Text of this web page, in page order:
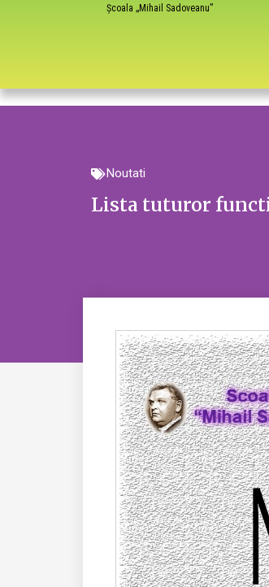
Școala „Mihail Sadoveanu”
Noutati
Lista tuturor